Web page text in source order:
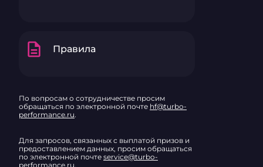
description Правила
По вопросам о сотрудничестве просим
обращаться по электронной почте hf@turbo-
performance.ru.
Для запросов, связанных с выплатой призов и
предоставлением данных, просим обращаться
по электронной почте service@turbo-
performance.ru.